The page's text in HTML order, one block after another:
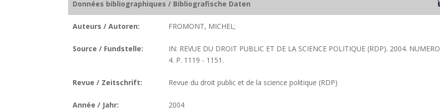
Données bibliographiques / Bibliografische Daten
Auteurs / Autoren: FROMONT, MICHEL;
Source / Fundstelle:
IN: REVUE DU DROIT PUBLIC ET DE LA SCIENCE POLITIQUE (RDP). 2004. NUMERO
4. P. 1119 - 1151.
Revue / Zeitschrift: Revue du droit public et de la science politique (RDP)
Année / Jahr: 2004